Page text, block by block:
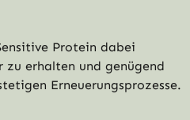
die
Protein dabei
erhalten und genügend
Erneuerungsprozesse.